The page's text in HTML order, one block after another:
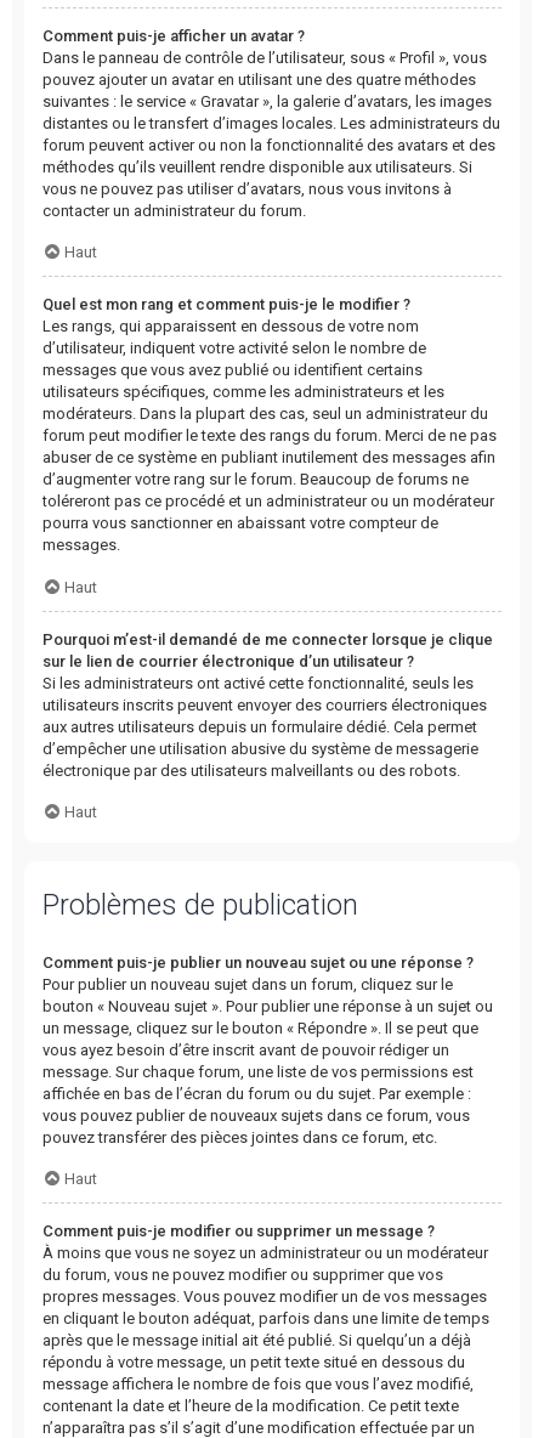
Comment puis-je afficher un avatar ?
Dans le panneau de contrôle de l’utilisateur, sous « Profil », vous
pouvez ajouter un avatar en utilisant une des quatre méthodes
suivantes : le service « Gravatar », la galerie d’avatars, les images
distantes ou le transfert d’images locales. Les administrateurs du
forum peuvent activer ou non la fonctionnalité des avatars et des
méthodes qu’ils veuillent rendre disponible aux utilisateurs. Si
vous ne pouvez pas utiliser d’avatars, nous vous invitons à
contacter un administrateur du forum.
Haut
Quel est mon rang et comment puis-je le modifier ?
Les rangs, qui apparaissent en dessous de votre nom
d’utilisateur, indiquent votre activité selon le nombre de
messages que vous avez publié ou identifient certains
utilisateurs spécifiques, comme les administrateurs et les
modérateurs. Dans la plupart des cas, seul un administrateur du
forum peut modifier le texte des rangs du forum. Merci de ne pas
abuser de ce système en publiant inutilement des messages afin
d’augmenter votre rang sur le forum. Beaucoup de forums ne
toléreront pas ce procédé et un administrateur ou un modérateur
pourra vous sanctionner en abaissant votre compteur de
messages.
Haut
Pourquoi m’est-il demandé de me connecter lorsque je clique
sur le lien de courrier électronique d’un utilisateur ?
Si les administrateurs ont activé cette fonctionnalité, seuls les
utilisateurs inscrits peuvent envoyer des courriers électroniques
aux autres utilisateurs depuis un formulaire dédié. Cela permet
d’empêcher une utilisation abusive du système de messagerie
électronique par des utilisateurs malveillants ou des robots.
Haut
Problèmes de publication
Comment puis-je publier un nouveau sujet ou une réponse ?
Pour publier un nouveau sujet dans un forum, cliquez sur le
bouton « Nouveau sujet ». Pour publier une réponse à un sujet ou
un message, cliquez sur le bouton « Répondre ». Il se peut que
vous ayez besoin d’être inscrit avant de pouvoir rédiger un
message. Sur chaque forum, une liste de vos permissions est
affichée en bas de l’écran du forum ou du sujet. Par exemple :
vous pouvez publier de nouveaux sujets dans ce forum, vous
pouvez transférer des pièces jointes dans ce forum, etc.
Haut
Comment puis-je modifier ou supprimer un message ?
À moins que vous ne soyez un administrateur ou un modérateur
du forum, vous ne pouvez modifier ou supprimer que vos
propres messages. Vous pouvez modifier un de vos messages
en cliquant le bouton adéquat, parfois dans une limite de temps
après que le message initial ait été publié. Si quelqu’un a déjà
répondu à votre message, un petit texte situé en dessous du
message affichera le nombre de fois que vous l’avez modifié,
contenant la date et l’heure de la modification. Ce petit texte
n’apparaîtra pas s’il s’agit d’une modification effectuée par un